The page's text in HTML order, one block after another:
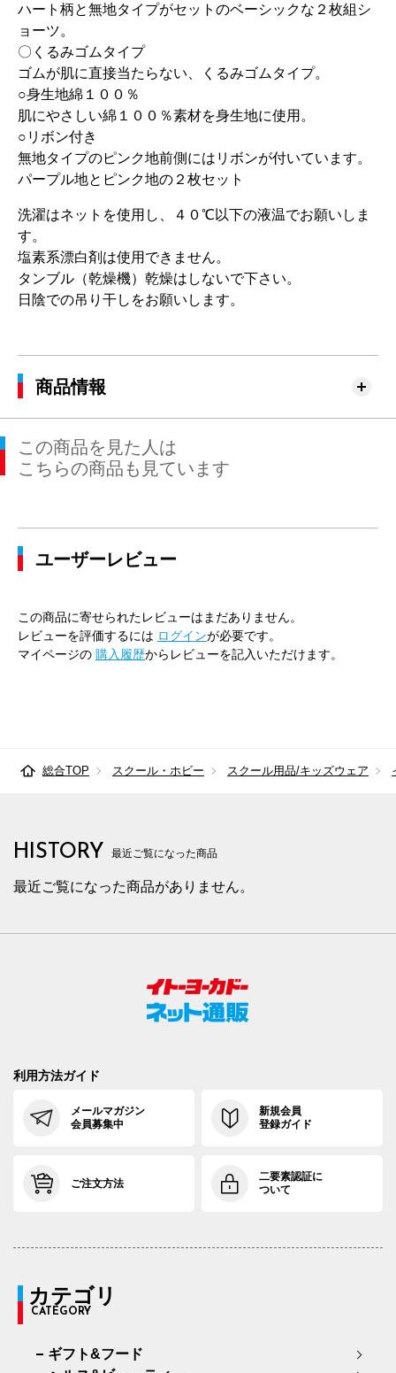
ハート柄と無地タイプがセットのベーシックな２枚組シ
ョーツ。
〇くるみゴムタイプ
ゴムが肌に直接当たらない、くるみゴムタイプ。
○身生地綿１００％
肌にやさしい綿１００％素材を身生地に使用。
○リボン付き
無地タイプのピンク地前側にはリボンが付いています。
パープル地とピンク地の２枚セット
洗濯はネットを使用し、４０℃以下の液温でお願いしま
す。
塩素系漂白剤は使用できません。
タンブル（乾燥機）乾燥はしないで下さい。
日陰での吊り干しをお願いします。
商品情報
この商品を見た人は
こちらの商品も見ています
ユーザーレビュー
この商品に寄せられたレビューはまだありません。
レビューを評価するには ログインが必要です。
マイページの 購入履歴からレビューを記入いただけます。
総合TOP スクール・ホビー スクール用品/キッズウェア
HISTORY 最近ご覧になった商品
最近ご覧になった商品がありません。
利用方法ガイド
メールマガジン
会員募集中
新規会員
登録ガイド
ご注文方法
二要素認証に
ついて
カテゴリ
CATEGORY
ギフト&フード